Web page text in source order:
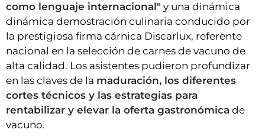
como lenguaje internacional" y una dinámica
dinámica demostración culinaria conducido por
la prestigiosa firma cárnica Discarlux, referente
nacional en la selección de carnes de vacuno de
alta calidad. Los asistentes pudieron profundizar
en las claves de la maduración, los diferentes
cortes técnicos y las estrategias para
rentabilizar y elevar la oferta gastronómica de
vacuno.